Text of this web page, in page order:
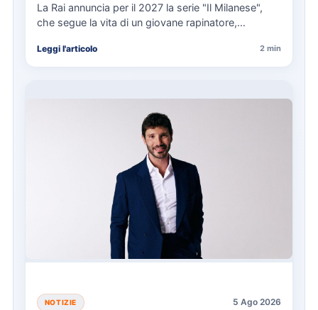
La Rai annuncia per il 2027 la serie "Il Milanese",
che segue la vita di un giovane rapinatore,…
Leggi l'articolo 2 min
NOTIZIE 5 Ago 2026